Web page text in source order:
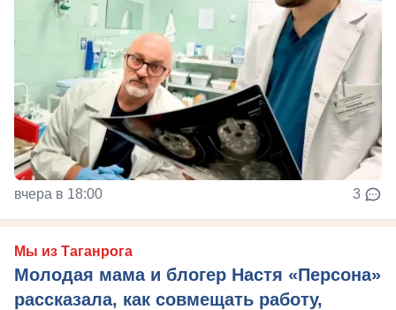
вчера в 18:00 3
Мы из Таганрога
Молодая мама и блогер Настя «Персона»
рассказала, как совмещать работу,